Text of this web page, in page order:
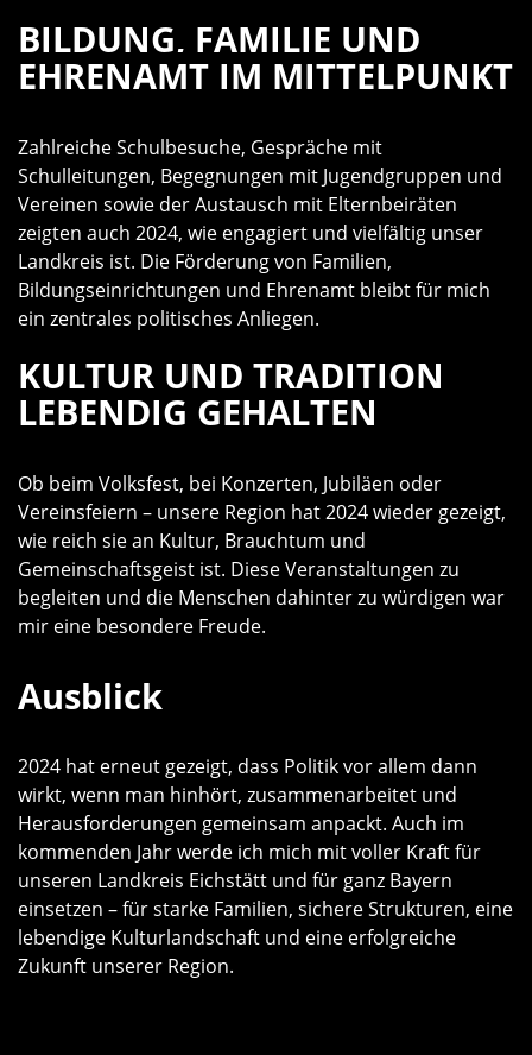
BILDUNG, FAMILIE UND
EHRENAMT IM MITTELPUNKT
Zahlreiche Schulbesuche, Gespräche mit
Schulleitungen, Begegnungen mit Jugendgruppen und
Vereinen sowie der Austausch mit Elternbeiräten
zeigten auch 2024, wie engagiert und vielfältig unser
Landkreis ist. Die Förderung von Familien,
Bildungseinrichtungen und Ehrenamt bleibt für mich
ein zentrales politisches Anliegen.
KULTUR UND TRADITION
LEBENDIG GEHALTEN
Ob beim Volksfest, bei Konzerten, Jubiläen oder
Vereinsfeiern – unsere Region hat 2024 wieder gezeigt,
wie reich sie an Kultur, Brauchtum und
Gemeinschaftsgeist ist. Diese Veranstaltungen zu
begleiten und die Menschen dahinter zu würdigen war
mir eine besondere Freude.
Ausblick
2024 hat erneut gezeigt, dass Politik vor allem dann
wirkt, wenn man hinhört, zusammenarbeitet und
Herausforderungen gemeinsam anpackt. Auch im
kommenden Jahr werde ich mich mit voller Kraft für
unseren Landkreis Eichstätt und für ganz Bayern
einsetzen – für starke Familien, sichere Strukturen, eine
lebendige Kulturlandschaft und eine erfolgreiche
Zukunft unserer Region.